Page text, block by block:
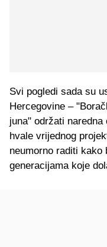
Svi pogledi sada su
Hercegovine –
juna" održati
hvale vrijednog
neumorno raditi kako
generacijama koje